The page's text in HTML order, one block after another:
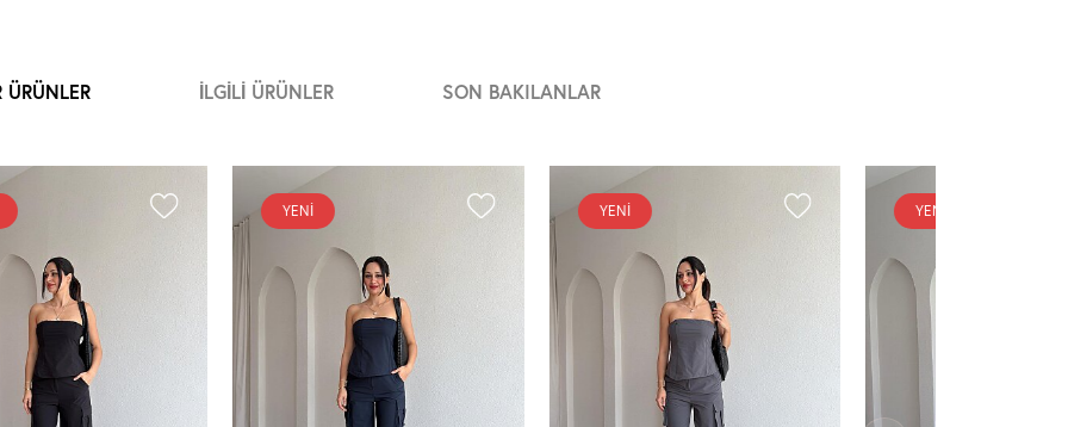
ÜRÜNLER İLGILI ÜRÜNLER SON BAKILANLAR
YENI YENI YENI